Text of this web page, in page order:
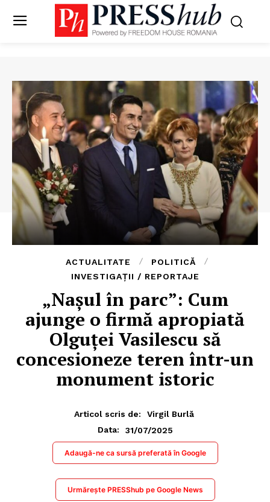
ACTUALITATE
POLITICĂ
INVESTIGAȚII / REPORTAJE
„Nașul în parc”: Cum
ajunge o firmă apropiată
Olguței Vasilescu să
concesioneze teren într-un
monument istoric
Articol scris de:
Virgil Burlă
Data:
31/07/2025
Adaugă-ne ca sursă preferată în Google
Urmărește PRESShub pe Google News